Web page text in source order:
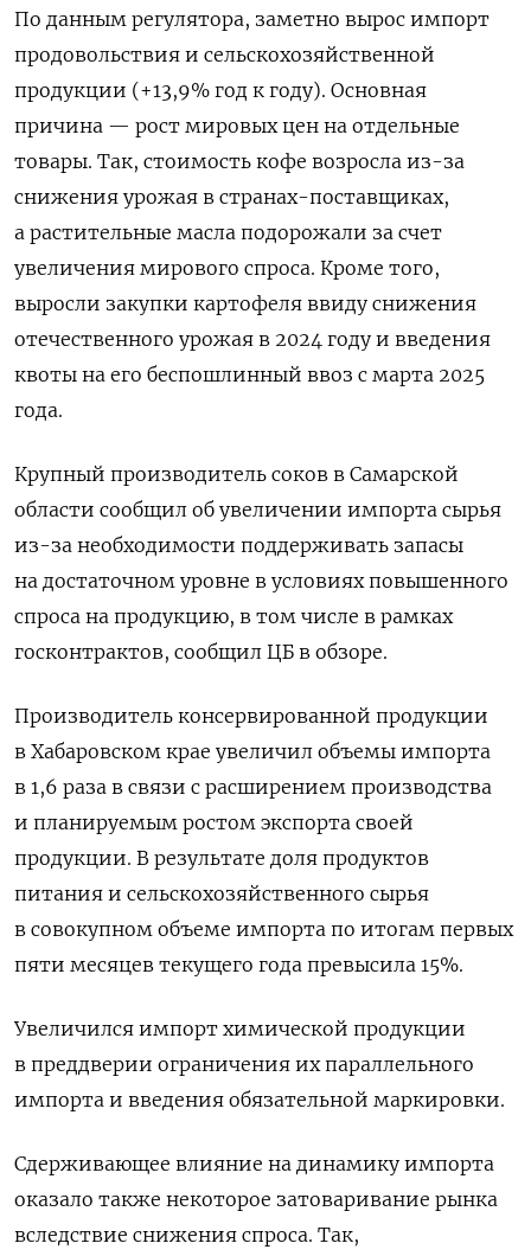
По данным регулятора, заметно вырос импорт
продовольствия и сельскохозяйственной
продукции (+13,9% год к году). Основная
причина — рост мировых цен на отдельные
товары. Так, стоимость кофе возросла из-за
снижения урожая в странах-поставщиках,
а растительные масла подорожали за счет
увеличения мирового спроса. Кроме того,
выросли закупки картофеля ввиду снижения
отечественного урожая в 2024 году и введения
квоты на его беспошлинный ввоз с марта 2025
года.
Крупный производитель соков в Самарской
области сообщил об увеличении импорта сырья
из-за необходимости поддерживать запасы
на достаточном уровне в условиях повышенного
спроса на продукцию, в том числе в рамках
госконтрактов, сообщил ЦБ в обзоре.
Производитель консервированной продукции
в Хабаровском крае увеличил объемы импорта
в 1,6 раза в связи с расширением производства
и планируемым ростом экспорта своей
продукции. В результате доля продуктов
питания и сельскохозяйственного сырья
в совокупном объеме импорта по итогам первых
пяти месяцев текущего года превысила 15%.
Увеличился импорт химической продукции
в преддверии ограничения их параллельного
импорта и введения обязательной маркировки.
Сдерживающее влияние на динамику импорта
оказало также некоторое затоваривание рынка
вследствие снижения спроса. Так,